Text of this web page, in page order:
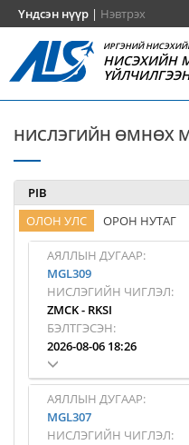
Үндсэн нүүр | Нэвтрэх
ИРГЭНИЙ
НИСЭХИЙН
НИСЛЭГИЙН ӨМНӨХ
PIB
ОЛОН УЛС
ОРОН НУТАГ
АЯЛЛЫН ДУГААР:
MGL309
НИСЛЭГИЙН ЧИГЛЭЛ:
ZMCK- RKSI
БЭЛТГЭСЭН:
2026-08-06 18:26
АЯЛЛЫН ДУГААР:
MGL307
НИСЛЭГИЙН ЧИГЛЭЛ: